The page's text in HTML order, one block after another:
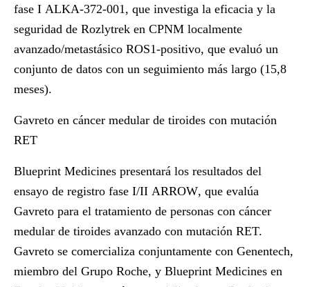
fase I ALKA-372-001, que investiga la eficacia y la
seguridad de Rozlytrek en CPNM localmente
avanzado/metastásico ROS1-positivo, que evaluó un
conjunto de datos con un seguimiento más largo (15,8
meses).
Gavreto en cáncer medular de tiroides con mutación
RET
Blueprint Medicines presentará los resultados del
ensayo de registro fase I/II ARROW, que evalúa
Gavreto para el tratamiento de personas con cáncer
medular de tiroides avanzado con mutación RET.
Gavreto se comercializa conjuntamente con Genentech,
miembro del Grupo Roche, y Blueprint Medicines en